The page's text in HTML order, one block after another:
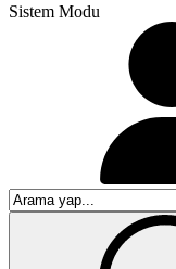
Sistem Modu